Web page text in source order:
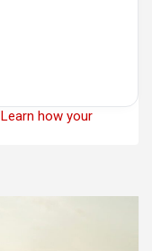
Learn how your